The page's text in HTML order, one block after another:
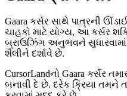
Gaara કર્સર સાથે પાત્રની
ચાહકો માટે યોગ્ય, આ કર્સર
બ્રાઉઝિંગ અનુભવને
શૈલીને દર્શાવે છે.
CursorLandનો Gaara કર્સર
બનાવી દે છે. દરેક ક્રિયા તમને